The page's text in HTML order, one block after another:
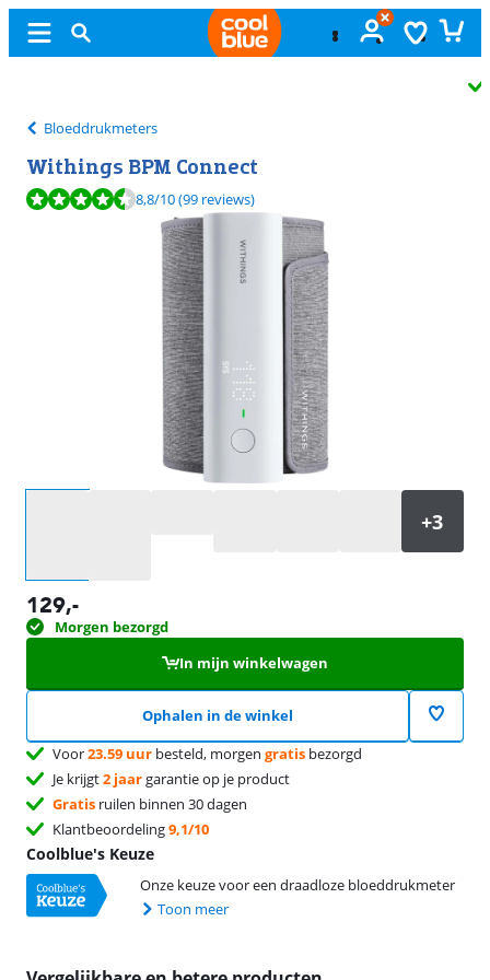
Bloeddrukmeters
Withings BPM Connect
Beoordeling is 8,8 van de 10, gebaseerd op 99 reviews.
8,8/10(99 reviews)
129,-
Morgen bezorgd
In mijn winkelwagen
Ophalen in de winkel
Voor23.59 uur besteld, morgen gratis bezorgd
Je krijgt2 jaargarantie op je product
Gratis ruilen binnen 30 dagen
Klantbeoordeling9,1/10
Coolblue's Keuze
Onze keuze voor een draadloze bloeddrukmeter
Toon meer